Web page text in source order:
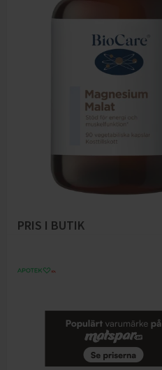
PRIS I BUTIK